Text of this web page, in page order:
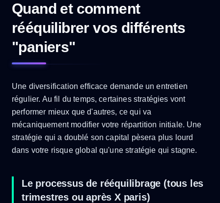
Quand et comment
rééquilibrer vos différents
"paniers"
Une diversification efficace demande un entretien
régulier. Au fil du temps, certaines stratégies vont
performer mieux que d'autres, ce qui va
mécaniquement modifier votre répartition initiale. Une
stratégie qui a doublé son capital pèsera plus lourd
dans votre risque global qu'une stratégie qui stagne.
Le processus de rééquilibrage (tous les
trimestres ou après X paris)